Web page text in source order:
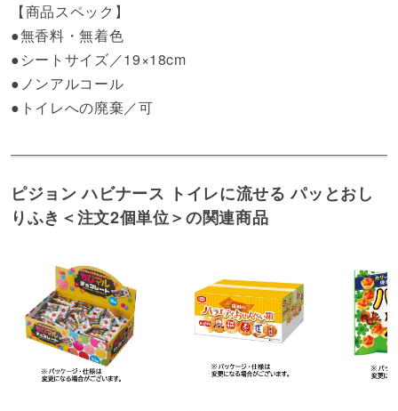
【商品スペック】
●無香料・無着色
●シートサイズ／19×18cm
●ノンアルコール
●トイレへの廃棄／可
ピジョン ハビナース トイレに流せる パッとおし
りふき＜注文2個単位＞の関連商品